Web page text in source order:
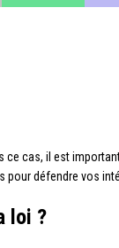
cas, il est
défendre vos
loi ?